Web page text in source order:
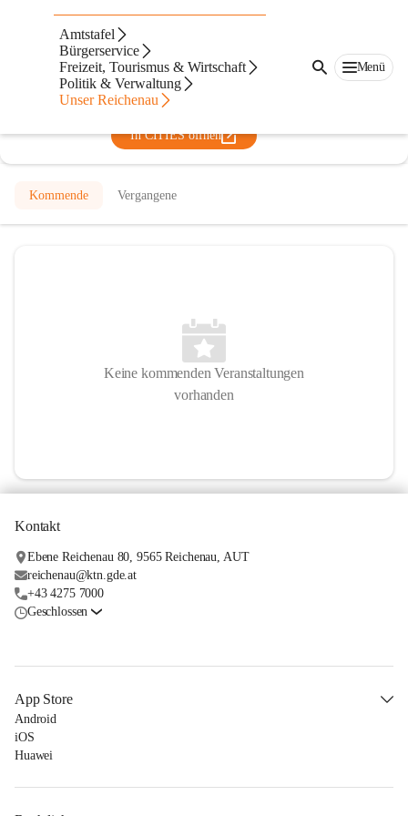
Amtstafel
Bürgerservice
Freizeit, Tourismus & Wirtschaft
Politik & Verwaltung
Unser Reichenau
Menü
Musikschule Feldkirchen -
Patergassen
@musikschule-feldkirchen-patergassen
Musikschule
In CITIES öffnen
Kommende Vergangene
Keine kommenden Veranstaltungen
vorhanden
Kontakt
Ebene Reichenau 80, 9565 Reichenau, AUT
reichenau@ktn.gde.at
+43 4275 7000
Geschlossen
App Store
Android
iOS
Huawei